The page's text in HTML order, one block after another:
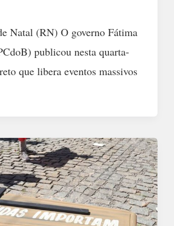
Natal (RN) O governo Fátima
publicou nesta quarta-
que libera eventos massivos